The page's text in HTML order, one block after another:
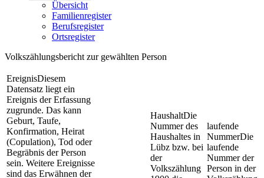
Übersicht
Familienregister
Berufsregister
Ortsregister
Volkszählungsbericht zur gewählten Person
EreignisDiesem
Datensatz liegt ein
Ereignis der Erfassung
zugrunde. Das kann
Geburt, Taufe,
Konfirmation, Heirat
(Copulation), Tod oder
Begräbnis der Person
sein. Weitere Ereignisse
sind das Erwähnen der
HaushaltDie
Nummer des
Haushaltes in
Lübz bzw. bei
der
Volkszählung
laufende
NummerDie
laufende
Nummer der
Person in der